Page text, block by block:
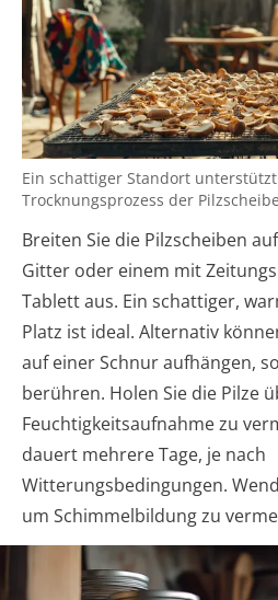
Ein schattiger Standort
Trocknungsprozess der
Breiten Sie die Pilzscheiben
Gitter oder einem mit
Tablett aus. Ein schattiger,
Platz ist ideal. Alternativ
auf einer Schnur aufhängen,
berühren. Holen Sie die Pilze
Feuchtigkeitsaufnahme zu
dauert mehrere Tage, je nach
Witterungsbedingungen.
um Schimmelbildung zu